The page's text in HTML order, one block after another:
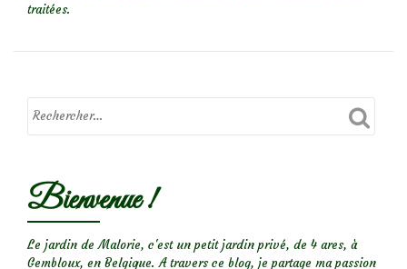
traitées.
Bienvenue !
Le jardin de Malorie, c'est un petit jardin privé, de 4 ares, à
Gembloux, en Belgique. A travers ce blog, je partage ma passion